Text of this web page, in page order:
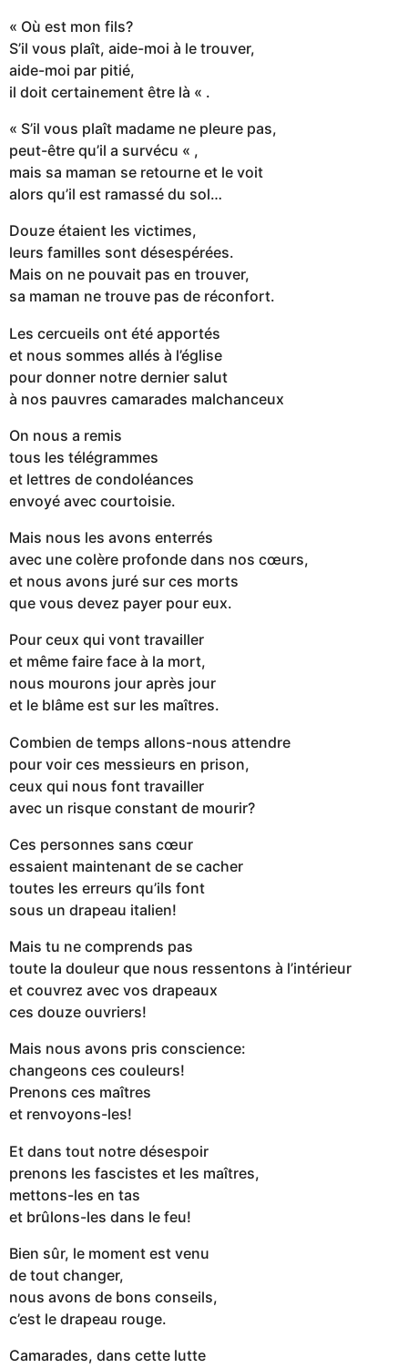
« Où est mon fils?
S’il vous plaît, aide-moi à le trouver,
aide-moi par pitié,
il doit certainement être là « .
« S’il vous plaît madame ne pleure pas,
peut-être qu’il a survécu « ,
mais sa maman se retourne et le voit
alors qu’il est ramassé du sol…
Douze étaient les victimes,
leurs familles sont désespérées.
Mais on ne pouvait pas en trouver,
sa maman ne trouve pas de réconfort.
Les cercueils ont été apportés
et nous sommes allés à l’église
pour donner notre dernier salut
à nos pauvres camarades malchanceux
On nous a remis
tous les télégrammes
et lettres de condoléances
envoyé avec courtoisie.
Mais nous les avons enterrés
avec une colère profonde dans nos cœurs,
et nous avons juré sur ces morts
que vous devez payer pour eux.
Pour ceux qui vont travailler
et même faire face à la mort,
nous mourons jour après jour
et le blâme est sur les maîtres.
Combien de temps allons-nous attendre
pour voir ces messieurs en prison,
ceux qui nous font travailler
avec un risque constant de mourir?
Ces personnes sans cœur
essaient maintenant de se cacher
toutes les erreurs qu’ils font
sous un drapeau italien!
Mais tu ne comprends pas
toute la douleur que nous ressentons à l’intérieur
et couvrez avec vos drapeaux
ces douze ouvriers!
Mais nous avons pris conscience:
changeons ces couleurs!
Prenons ces maîtres
et renvoyons-les!
Et dans tout notre désespoir
prenons les fascistes et les maîtres,
mettons-les en tas
et brûlons-les dans le feu!
Bien sûr, le moment est venu
de tout changer,
nous avons de bons conseils,
c’est le drapeau rouge.
Camarades, dans cette lutte